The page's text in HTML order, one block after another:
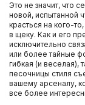
Это не значит, что
новой, испытанной
красться на кого-
в щеку. Как и его
исключительно
или более тайные
гибкая (и веселая),
песочницы стиля
вашему арсеналу,
все более